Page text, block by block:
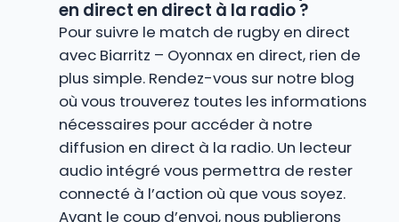
en direct en direct à la radio ?
Pour suivre le match de rugby en direct
avec Biarritz – Oyonnax en direct, rien de
plus simple. Rendez-vous sur notre blog
où vous trouverez toutes les informations
nécessaires pour accéder à notre
diffusion en direct à la radio. Un lecteur
audio intégré vous permettra de rester
connecté à l’action où que vous soyez.
Avant le coup d’envoi, nous publierons